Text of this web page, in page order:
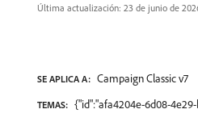
Última actualización: 23 de junio de
SE APLICA A: Campaign Classic v7
TEMAS: {"id":"afa4204e-6d08-